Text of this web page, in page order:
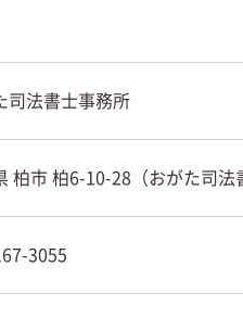
司法書士事務所
柏市 柏6-10-28（おがた司法
3055